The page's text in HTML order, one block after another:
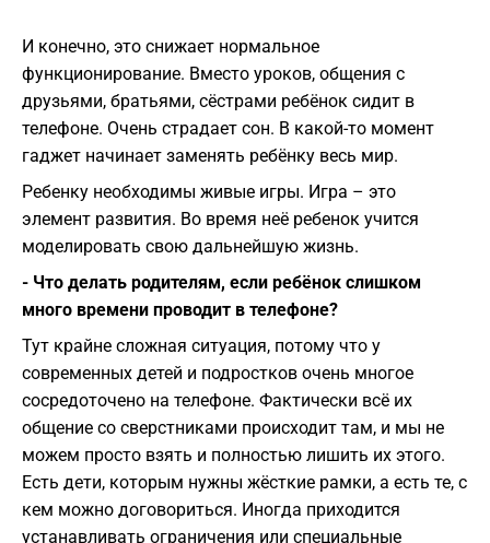
И конечно, это снижает нормальное
функционирование. Вместо уроков, общения с
друзьями, братьями, сёстрами ребёнок сидит в
телефоне. Очень страдает сон. В какой-то момент
гаджет начинает заменять ребёнку весь мир.
Ребенку необходимы живые игры. Игра – это
элемент развития. Во время неё ребенок учится
моделировать свою дальнейшую жизнь.
- Что делать родителям, если ребёнок слишком
много времени проводит в телефоне?
Тут крайне сложная ситуация, потому что у
современных детей и подростков очень многое
сосредоточено на телефоне. Фактически всё их
общение со сверстниками происходит там, и мы не
можем просто взять и полностью лишить их этого.
Есть дети, которым нужны жёсткие рамки, а есть те, с
кем можно договориться. Иногда приходится
устанавливать ограничения или специальные